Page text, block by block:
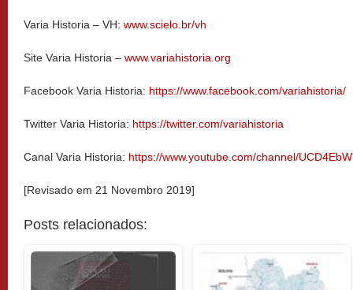
Varia Historia – VH: www.scielo.br/vh
Site Varia Historia – www.variahistoria.org
Facebook Varia Historia: https://www.facebook.com/variahistoria/
Twitter Varia Historia: https://twitter.com/variahistoria
Canal Varia Historia: https://www.youtube.com/channel/
[Revisado em 21 Novembro 2019]
Posts relacionados: